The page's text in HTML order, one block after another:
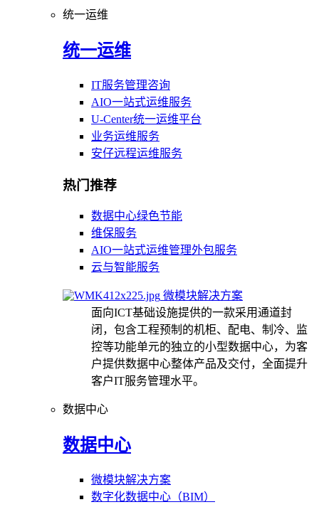
统一运维
统一运维
IT服务管理咨询
AIO一站式运维服务
U-Center统一运维平台
业务运维服务
安仔远程运维服务
热门推荐
数据中心绿色节能
维保服务
AIO一站式运维管理外包服务
云与智能服务
微模块解决方案
面向ICT基础设施提供的一款采用通道封
闭，包含工程预制的机柜、配电、制冷、监
控等功能单元的独立的小型数据中心，为客
户提供数据中心整体产品及交付，全面提升
客户IT服务管理水平。
数据中心
数据中心
微模块解决方案
数字化数据中心（BIM）